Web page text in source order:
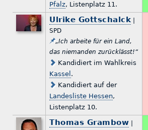
Pfalz, Listenplatz 11.
Ulrike Gottschalck
SPD
„Ich arbeite für ein Land,
das niemanden zurücklässt!“
Kandidiert im Wahlkreis
Kassel .
Kandidiert auf der
Landesliste Hessen,
Listenplatz 10.
Thomas Grambow